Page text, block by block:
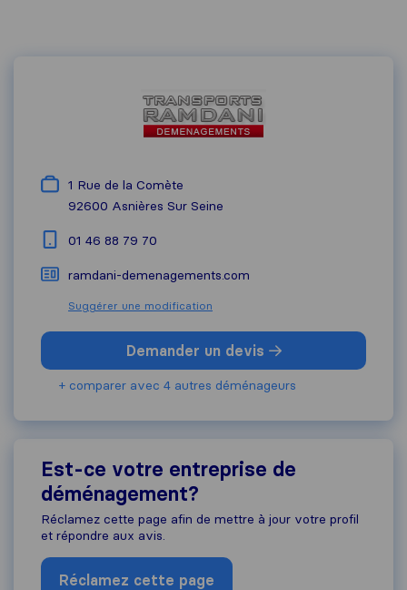
1 Rue de la Comète
92600 Asnières Sur Seine
01 46 88 79 70
ramdani-demenagements.com
Suggérer une modification
Demander un devis
+ comparer avec 4 autres déménageurs
Est-ce votre entreprise de
déménagement?
Réclamez cette page afin de mettre à jour votre profil
et répondre aux avis.
Réclamez cette page